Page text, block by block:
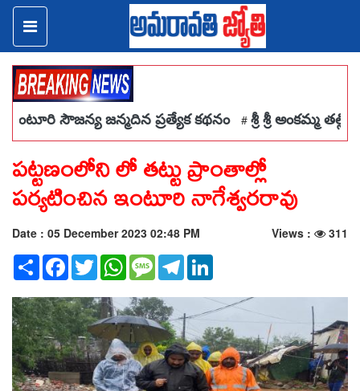
ప్రత్యేక కథనం #శ్రీ శ్రీ అంకమ్మ తల్లిని దర్శించుకున్న
పట్టణంలోని లో తట్టు ప్రాంతాల్లో
పర్యటించిన ఇంటూరి నాగేశ్వరరావు
Date : 05 December 2023 02:48 PM Views :
311
Share Facebook
TwitterWhatsAppMessageTelegram